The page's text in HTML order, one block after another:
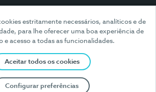
estritamente necessários, analíticos e de
para lhe oferecer uma boa experiência de
e acesso a todas as funcionalidades.
Aceitar todos os cookies
Configurar preferências